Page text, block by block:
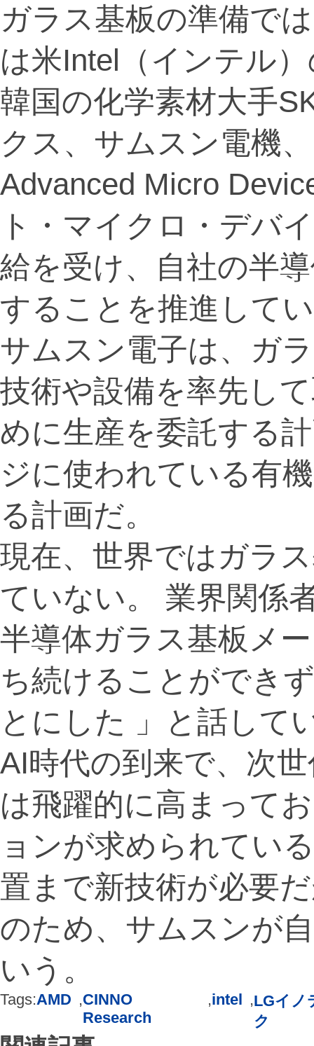
ガラス基板の準備で
は米Intel（インテル
韓国の化学素材大手
クス、サムスン電機
Advanced Micro
ト・マイクロ・デバ
給を受け、自社の半
することを推進して
サムスン電子は、ガ
技術や設備を率先し
めに生産を委託する
ジに使われている有
る計画だ。
現在、世界ではガラ
ていない。 業界関係
半導体ガラス基板メ
ち続けることができ
とにした 」と話して
AI時代の到来で、次
は飛躍的に高まって
ョンが求められてい
置まで新技術が必要
のため、サムスンが
いう。
Tags:AMD ,CINNO
Research
,intel ,LGイノ
ク